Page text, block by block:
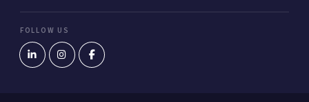
FOLLOW US